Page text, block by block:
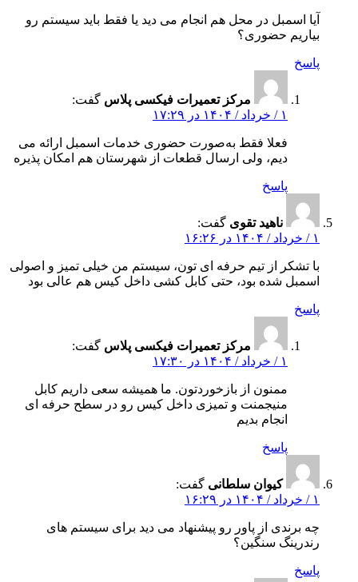
آیا اسمبل در محل هم انجام می‌ دید یا فقط باید سیستم رو
بیاریم حضوری؟
پاسخ
مرکز تعمیرات فیکسی پلاس گفت:
۱ / خرداد / ۱۴۰۴ در ۱۷:۲۹
فعلا فقط به‌صورت حضوری خدمات اسمبل ارائه می‌
دیم، ولی ارسال قطعات از شهرستان هم امکان‌ پذیره
پاسخ
ناهید تقوی گفت:
۱ / خرداد / ۱۴۰۴ در ۱۶:۲۶
با تشکر از تیم حرفه‌ ای‌ تون، سیستم من خیلی تمیز و اصولی
اسمبل شده بود، حتی کابل‌ کشی داخل کیس هم عالی بود
پاسخ
مرکز تعمیرات فیکسی پلاس گفت:
۱ / خرداد / ۱۴۰۴ در ۱۷:۳۰
ممنون از بازخوردتون. ما همیشه سعی داریم کابل‌
منیجمنت و تمیزی داخل کیس رو در سطح حرفه‌ ای
انجام بدیم
پاسخ
کیوان سلطانی گفت:
۱ / خرداد / ۱۴۰۴ در ۱۶:۲۹
چه برندی از پاور رو پیشنهاد می‌ دید برای سیستم‌ های
رندرینگ سنگین؟
پاسخ